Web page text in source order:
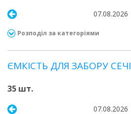
07.08.2026
Розподіл за категоріями
ЄМКІСТЬ ДЛЯ ЗАБОРУ СЕЧІ
35 шт.
07.08.2026